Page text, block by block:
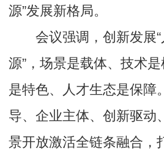
源”发展新格局。
会议强调，创新发展
源”，场景是载体、技术
是特色、人才生态是保障
导、企业主体、创新驱动
景开放激活全链条融合，